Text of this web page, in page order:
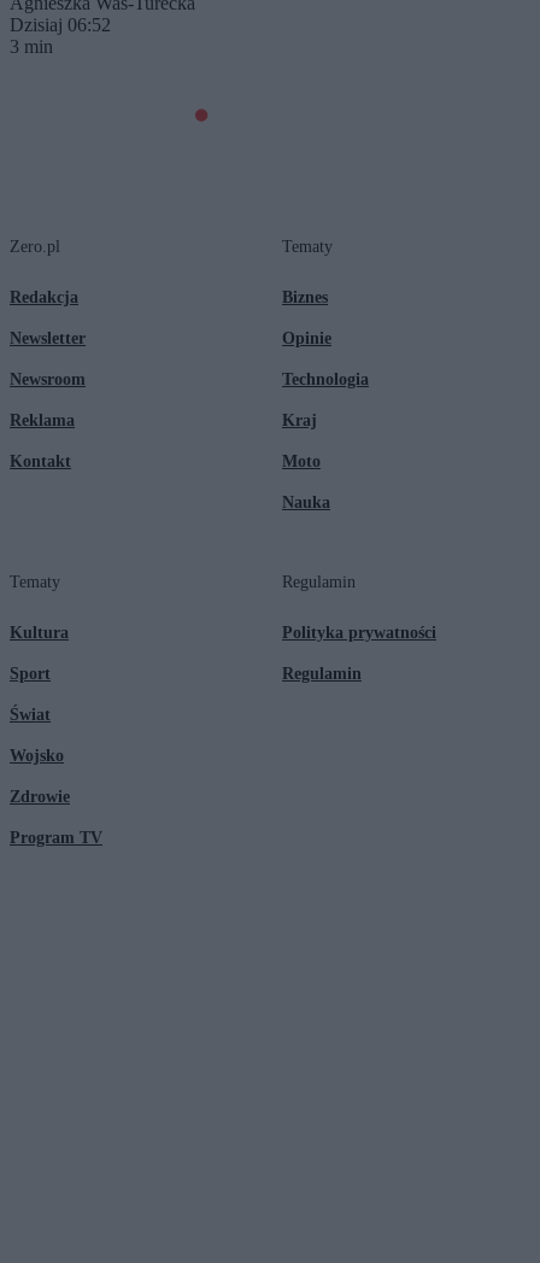
Dzisiaj 06:52
3 min
Zero.pl
Redakcja
Newsletter
Newsroom
Reklama
Kontakt
Tematy
Biznes
Opinie
Technologia
Kraj
Moto
Nauka
Tematy
Kultura
Sport
Świat
Wojsko
Zdrowie
Program TV
Regulamin
Polityka prywatności
Regulamin